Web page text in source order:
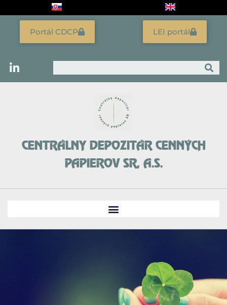
Vyhľadať
LEI portál
Portál CDCP
CENTRÁLNY DEPOZITÁR CENNÝCH
PAPIEROV SR, A.S.